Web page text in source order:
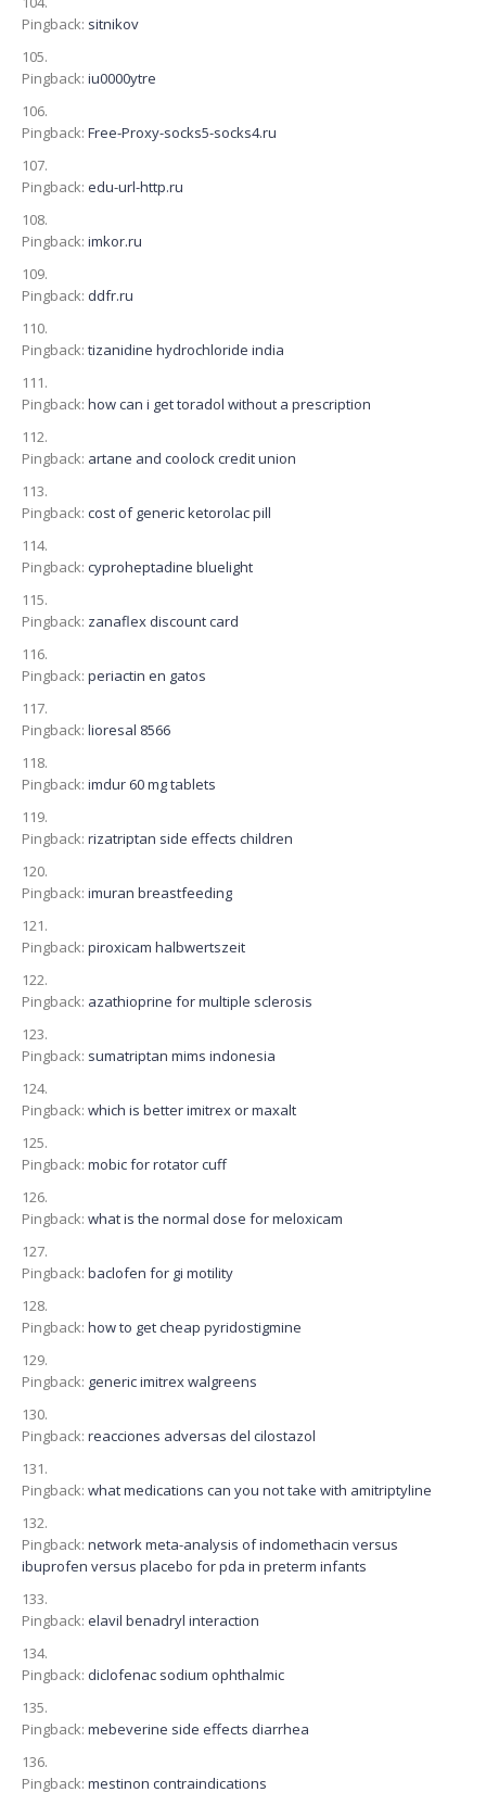
Pingback: sitnikov
Pingback: iu0000ytre
Pingback: Free-Proxy-socks5-socks4.ru
Pingback: edu-url-http.ru
Pingback: imkor.ru
Pingback: ddfr.ru
Pingback: tizanidine hydrochloride india
Pingback: how can i get toradol without a prescription
Pingback: artane and coolock credit union
Pingback: cost of generic ketorolac pill
Pingback: cyproheptadine bluelight
Pingback: zanaflex discount card
Pingback: periactin en gatos
Pingback: lioresal 8566
Pingback: imdur 60 mg tablets
Pingback: rizatriptan side effects children
Pingback: imuran breastfeeding
Pingback: piroxicam halbwertszeit
Pingback: azathioprine for multiple sclerosis
Pingback: sumatriptan mims indonesia
Pingback: which is better imitrex or maxalt
Pingback: mobic for rotator cuff
Pingback: what is the normal dose for meloxicam
Pingback: baclofen for gi motility
Pingback: how to get cheap pyridostigmine
Pingback: generic imitrex walgreens
Pingback: reacciones adversas del cilostazol
Pingback: what medications can you not take with amitriptyline
Pingback: network meta-analysis of indomethacin versus
ibuprofen versus placebo for pda in preterm infants
Pingback: elavil benadryl interaction
Pingback: diclofenac sodium ophthalmic
Pingback: mebeverine side effects diarrhea
Pingback: mestinon contraindications